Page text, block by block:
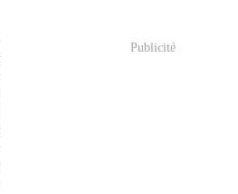
Publicité